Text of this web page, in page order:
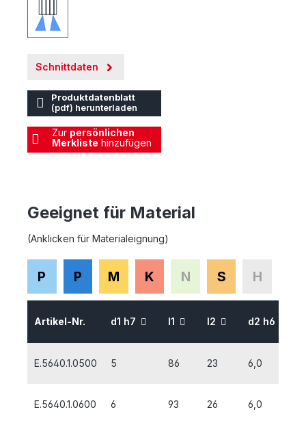
Schnittdaten
Produktdatenblatt
(pdf) herunterladen
Zur persönlichen
Merkliste hinzufügen
Geeignet für Material
(Anklicken für Materialeignung)
P P M K N S H
Artikel-Nr. d1 h7 l1 l2 d2 h6
E.5640.1.0500 5 86 23 6,0
E.5640.1.0600 6 93 26 6,0